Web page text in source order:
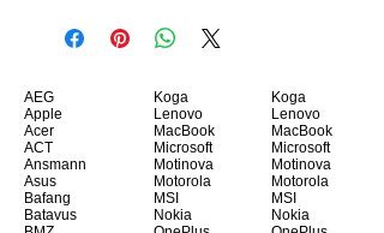
AEG
Apple
Acer
ACT
Ansmann
Asus
Bafang
Batavus
Koga
Lenovo
MacBook
Microsoft
Motinova
Motorola
MSI
Nokia
Koga
Lenovo
MacBook
Microsoft
Motinova
Motorola
MSI
Nokia